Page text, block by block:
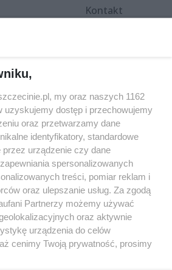
Kontakt
Specjalny koncert z okazji
20. urodzin portalu
wSzczecinie.pl
Regulamin konkursów
śniadaniówka "Hej
Szczecin! Jest piątek!"
my oraz naszych 1162
uzyskujemy dostęp i przechowujemy
oraz przetwarzamy dane
identyfikatory, standardowe
przez urządzenie czy dane
spersonalizowanych
treści, pomiar reklam i
oraz ulepszanie usług. Za zgodą
Partnerzy możemy używać
oraz aktywnie
urządzenia do celów
cenimy Twoją prywatność, prosimy